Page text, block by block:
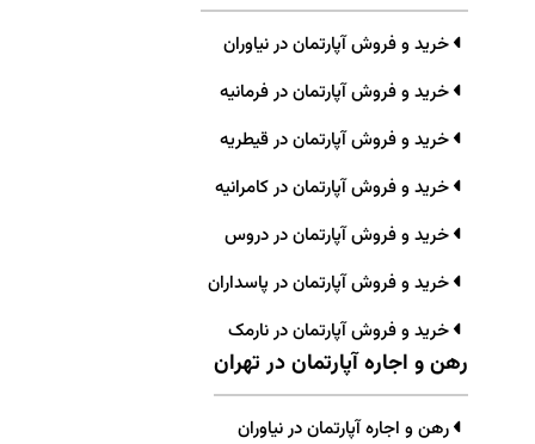
خرید و فروش آپارتمان در نیاوران
خرید و فروش آپارتمان در فرمانیه
خرید و فروش آپارتمان در قیطریه
خرید و فروش آپارتمان در کامرانیه
خرید و فروش آپارتمان در دروس
خرید و فروش آپارتمان در پاسداران
خرید و فروش آپارتمان در نارمک
رهن و اجاره آپارتمان در تهران
رهن و اجاره آپارتمان در نیاوران